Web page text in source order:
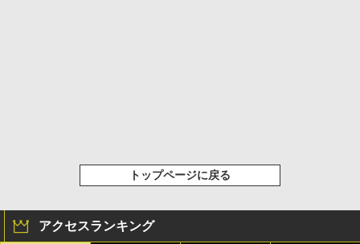
トップページに戻る
アクセスランキング